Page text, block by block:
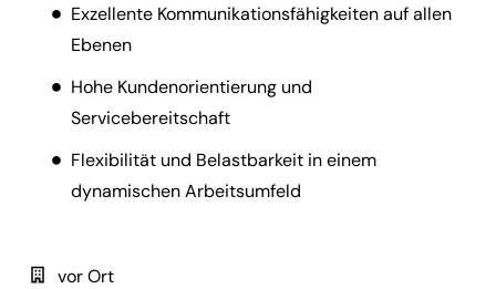
Exzellente Kommunikationsfähigkeiten auf allen
Ebenen
Hohe Kundenorientierung und
Servicebereitschaft
Flexibilität und Belastbarkeit in einem
dynamischen Arbeitsumfeld
vor Ort